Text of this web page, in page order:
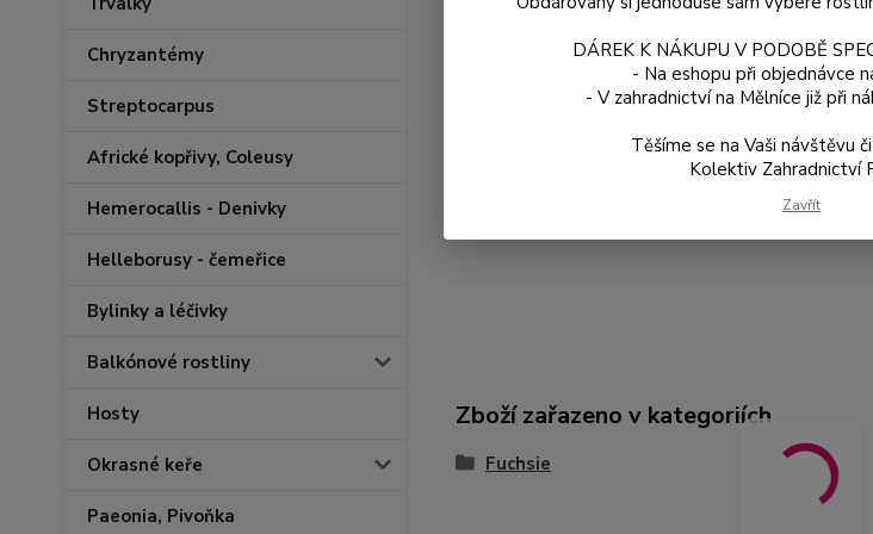
Chryzantémy
Streptocarpus
Africké kopřivy, Coleusy
Hemerocallis - Denivky
Helleborusy - čemeřice
Bylinky a léčivky
Balkónové rostliny
Hosty
Okrasné keře
Paeonia, Pivoňka
Zboží zařazeno v kategoriích
Fuchsie
DÁREK K NÁKUPU V PODOBĚ
- Na eshopu při objednávce
- V zahradnictví na Mělníce již při
Těšíme se na Vaši návštěvu
Kolektiv Zahradnictví
Zavřít